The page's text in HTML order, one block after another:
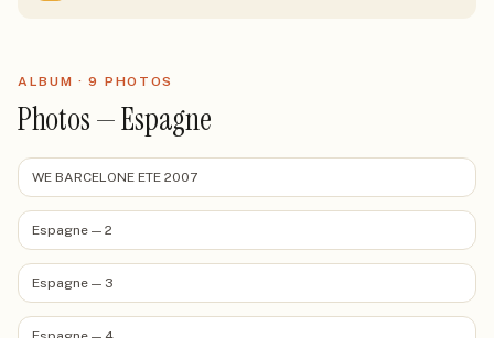
ALBUM ·9 PHOTOS
Photos — Espagne
WE BARCELONE ETE 2007
Espagne — 2
Espagne — 3